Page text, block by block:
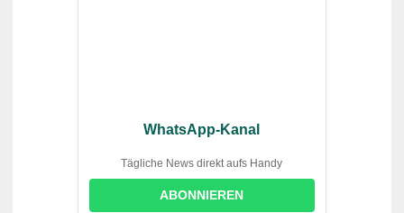
WhatsApp-Kanal
Tägliche News direkt aufs Handy
ABONNIEREN